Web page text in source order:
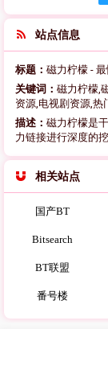
站点信息
标题： 磁力柠檬 -
关键词： 磁力柠檬,
资源,电视剧资源,热
描述： 磁力柠檬是
力链接进行深度的
相关站点
国产BT
Bitsearch
BT联盟
番号楼